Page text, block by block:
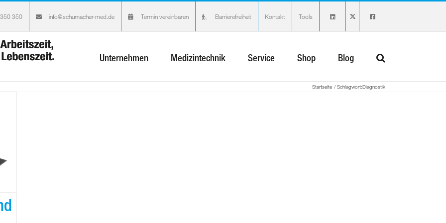
350 info@schumacher-med.de Termin vereinbaren Barrierefreiheit Kontakt Tools
Unternehmen Medizintechnik Service Shop Blog
Startseite Schlagwort:Diagnostik